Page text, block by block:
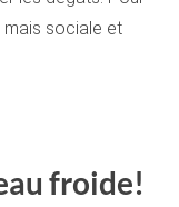
mais sociale et
froide!